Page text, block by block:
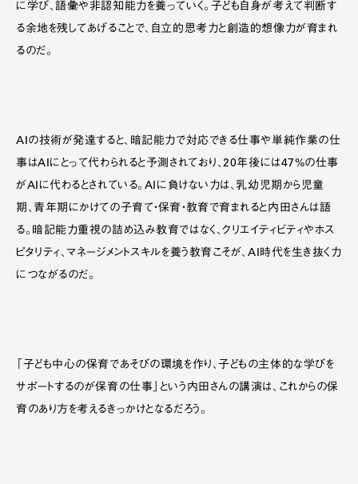
に学び、語彙や非認知能力を養っていく。子ども自身が考えて判断す
る余地を残してあげることで、自立的思考力と創造的想像力が育まれ
るのだ。
AIの技術が発達すると、暗記能力で対応できる仕事や単純作業の仕
事はAIにとって代わられると予測されており、20年後には47%の仕事
がAIに代わるとされている。AIに負けない力は、乳幼児期から児童
期、青年期にかけての子育て・保育・教育で育まれると内田さんは語
る。暗記能力重視の詰め込み教育ではなく、クリエイティビティやホス
ピタリティ、マネージメントスキルを養う教育こそが、AI時代を生き抜く力
につながるのだ。
「子ども中心の保育であそびの環境を作り、子どもの主体的な学びを
サポートするのが保育の仕事」という内田さんの講演は、これからの保
育のあり方を考えるきっかけとなるだろう。